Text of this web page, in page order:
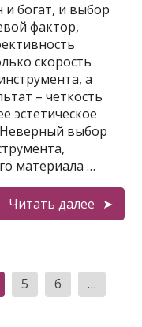
богат, и выбор
фактор,
скорость
а
– четкость
эстетическое
Неверный выбор
материала …
Читать далее
5 6
…